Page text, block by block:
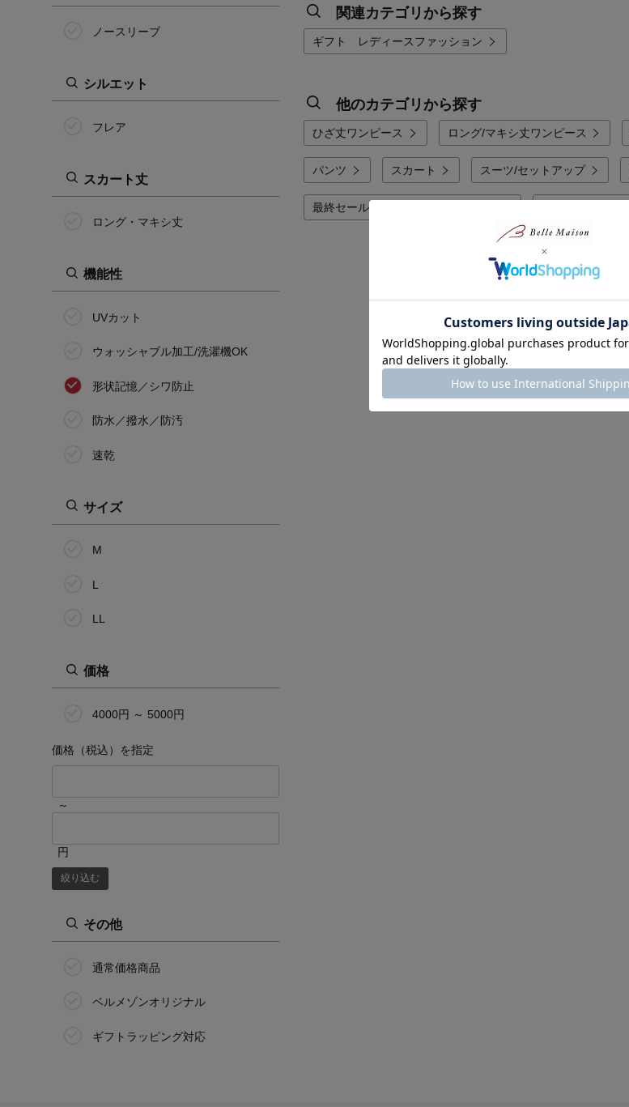
ノースリーブ
シルエット
フレア
スカート丈
ロング・マキシ丈
機能性
UVカット
ウォッシャブル加工/洗濯機OK
形状記憶／シワ防止
防水／撥水／防汚
速乾
サイズ
M
L
LL
価格
4000円 ～ 5000円
価格（税込）を指定
～
円
絞り込む
その他
通常価格商品
ベルメゾンオリジナル
ギフトラッピング対応
関連カテゴリから探す
ギフト レディースファッション
他のカテゴリから探す
ひざ丈ワンピース ロング/マキシ丈ワンピース
パンツ スカート スーツ/セットアップ
最終セール レディースファッション